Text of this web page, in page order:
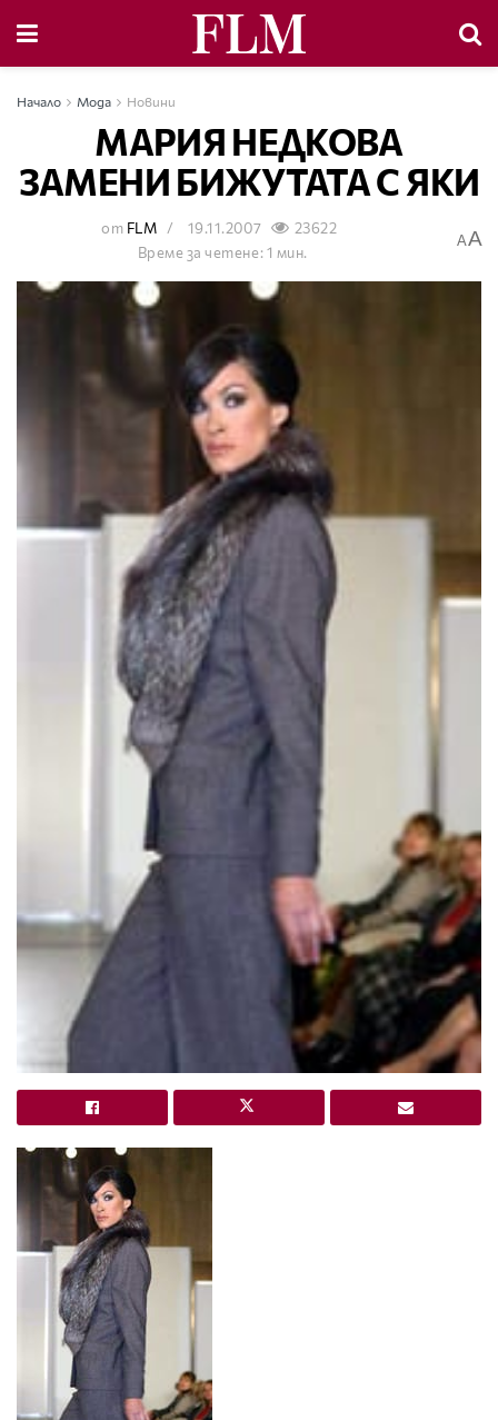
Начало Мода Новини
МАРИЯ НЕДКОВА
ЗАМЕНИ БИЖУТАТА С ЯКИ
от FLM 19.11.2007
23622
Време за четене: 1 мин.
AA